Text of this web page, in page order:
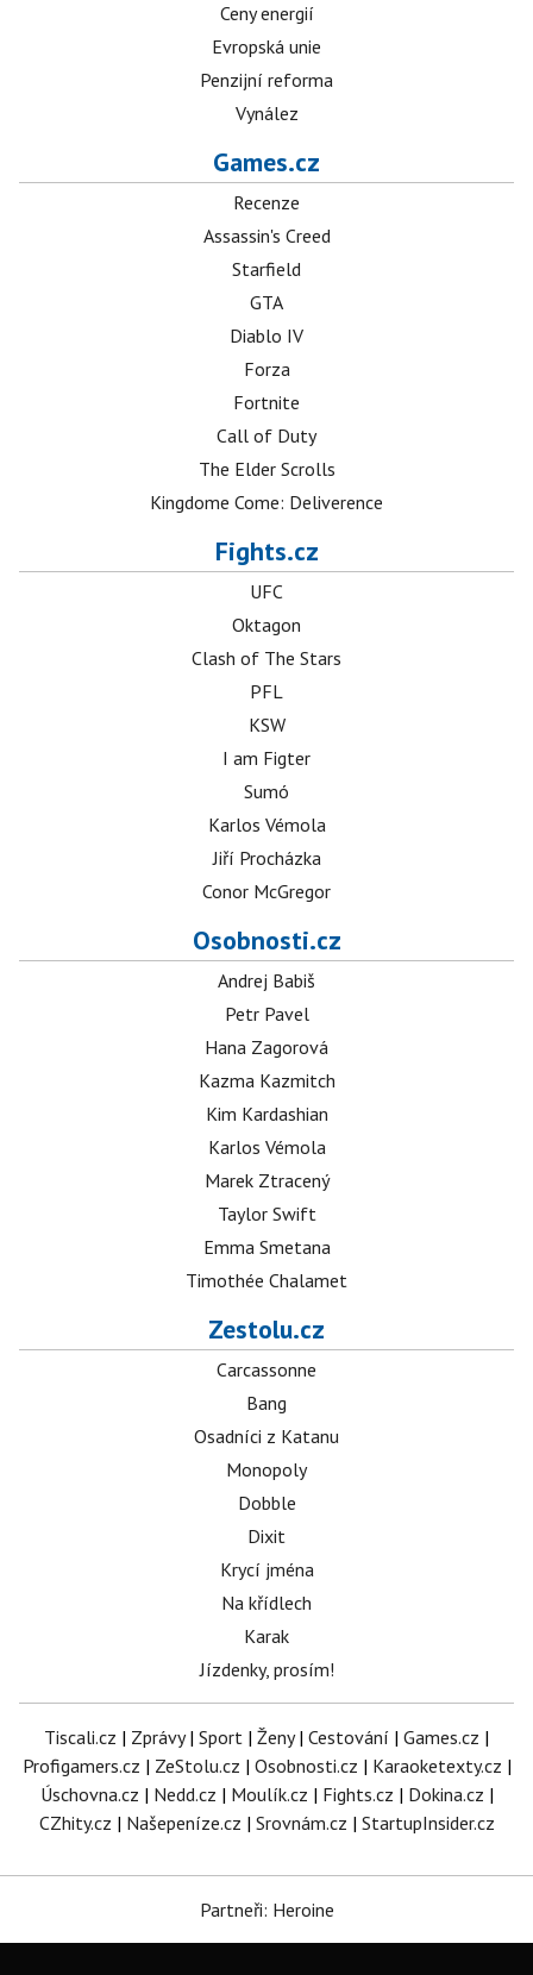
Ceny energií
Evropská unie
Penzijní reforma
Vynález
Games.cz
Recenze
Assassin's Creed
Starfield
GTA
Diablo IV
Forza
Fortnite
Call of Duty
The Elder Scrolls
Kingdome Come: Deliverence
Fights.cz
UFC
Oktagon
Clash of The Stars
PFL
KSW
I am Figter
Sumó
Karlos Vémola
Jiří Procházka
Conor McGregor
Osobnosti.cz
Andrej Babiš
Petr Pavel
Hana Zagorová
Kazma Kazmitch
Kim Kardashian
Karlos Vémola
Marek Ztracený
Taylor Swift
Emma Smetana
Timothée Chalamet
Zestolu.cz
Carcassonne
Bang
Osadníci z Katanu
Monopoly
Dobble
Dixit
Krycí jména
Na křídlech
Karak
Jízdenky, prosím!
Tiscali.cz | Zprávy| Sport | Ženy| Cestování | Games.cz |
Profigamers.cz | ZeStolu.cz | Osobnosti.cz | Karaoketexty.cz |
Úschovna.cz | Nedd.cz | Moulík.cz | Fights.cz | Dokina.cz |
CZhity.cz | Našepeníze.cz | Srovnám.cz | StartupInsider.cz
Partneři: Heroine